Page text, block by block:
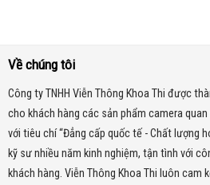
Về chúng tôi
Công ty TNHH Viễn Thông Khoa Thi được
cho khách hàng các sản phẩm camera
với tiêu chí “Đẳng cấp quốc tế - Chất lượng
kỹ sư nhiều năm kinh nghiệm, tận tình với
khách hàng. Viễn Thông Khoa Thi luôn cam